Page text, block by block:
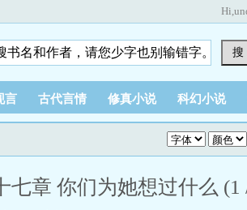
Hi,
搜
言 古代言情 修真小说 科幻小说
七章 你们为她想过什么 (1